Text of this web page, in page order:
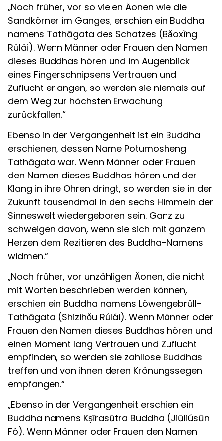
„Noch früher, vor so vielen Äonen wie die
Sandkörner im Ganges, erschien ein Buddha
namens Tathāgata des Schatzes (Bǎoxìng
Rúlái). Wenn Männer oder Frauen den Namen
dieses Buddhas hören und im Augenblick
eines Fingerschnipsens Vertrauen und
Zuflucht erlangen, so werden sie niemals auf
dem Weg zur höchsten Erwachung
zurückfallen.“
Ebenso in der Vergangenheit ist ein Buddha
erschienen, dessen Name Potumosheng
Tathāgata war. Wenn Männer oder Frauen
den Namen dieses Buddhas hören und der
Klang in ihre Ohren dringt, so werden sie in der
Zukunft tausendmal in den sechs Himmeln der
Sinneswelt wiedergeboren sein. Ganz zu
schweigen davon, wenn sie sich mit ganzem
Herzen dem Rezitieren des Buddha-Namens
widmen.“
„Noch früher, vor unzähligen Äonen, die nicht
mit Worten beschrieben werden können,
erschien ein Buddha namens Löwengebrüll-
Tathāgata (Shizihǒu Rúlái). Wenn Männer oder
Frauen den Namen dieses Buddhas hören und
einen Moment lang Vertrauen und Zuflucht
empfinden, so werden sie zahllose Buddhas
treffen und von ihnen deren Krönungssegen
empfangen.“
„Ebenso in der Vergangenheit erschien ein
Buddha namens Kṣīrasūtra Buddha (Jiūliúsūn
Fó). Wenn Männer oder Frauen den Namen